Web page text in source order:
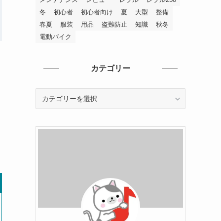
冬
初心者 初心者向け 夏 大型
整備
春夏
服装 用品 盗難防止 知識
秋冬
電動バイク
カテゴリー
リ